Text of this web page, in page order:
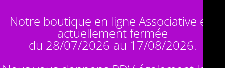
Notre boutique en ligne Associative est
actuellement fermée
du 28/07/2026 au 17/08/2026.